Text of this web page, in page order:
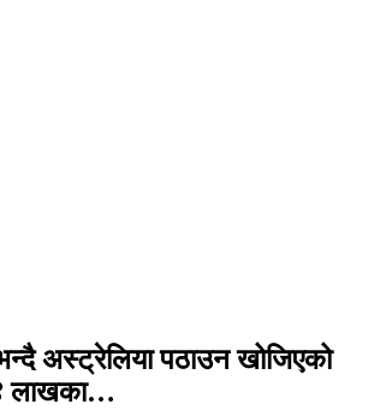
अस्ट्रेलिया पठाउन खोजिएको
४ लाखका…